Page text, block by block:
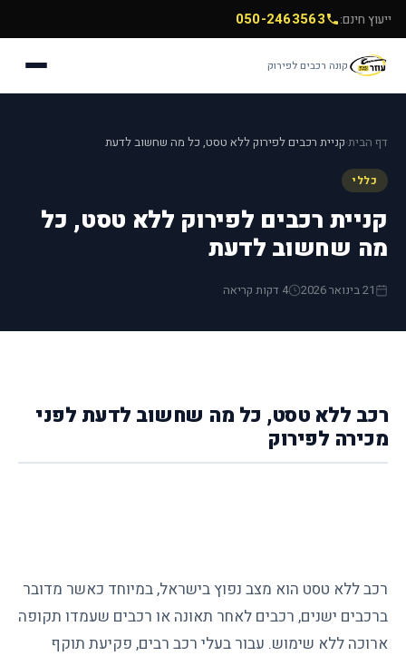
ייעוץ חינם: 050-2463563
קונה רכבים לפירוק
דף הבית›קניית רכבים לפירוק ללא טסט, כל מה שחשוב לדעת
כללי
קניית רכבים לפירוק ללא טסט, כל
מה שחשוב לדעת
21 בינואר 2026 4 דקות קריאה
רכב ללא טסט, כל מה שחשוב לדעת לפני
מכירה לפירוק
רכב ללא טסט הוא מצב נפוץ בישראל, במיוחד כאשר מדובר
ברכבים ישנים, רכבים לאחר תאונה או רכבים שעמדו תקופה
ארוכה ללא שימוש. עבור בעלי רכב רבים, פקיעת תוקף